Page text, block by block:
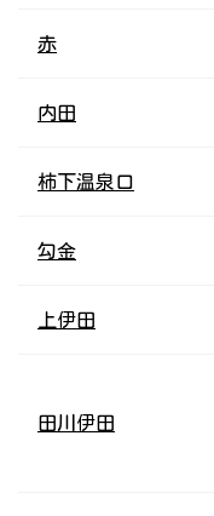
赤
内田
柿下温泉口
勾金
上伊田
田川伊田